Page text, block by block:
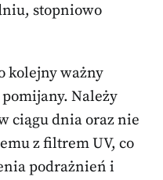
stopniowo
kolejny ważny
Należy
ciągu dnia oraz nie
z filtrem UV, co
podrażnień i